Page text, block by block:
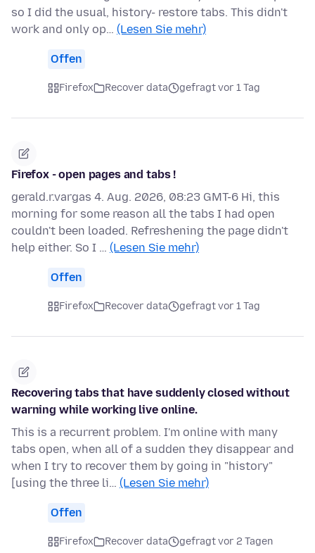
so I did the usual, history- restore tabs. This didn't
work and only op… (Lesen Sie mehr)
Offen
Firefox Recover data gefragt vor 1 Tag
Firefox - open pages and tabs !
gerald.r.vargas 4. Aug. 2026, 08:23 GMT-6 Hi, this
morning for some reason all the tabs I had open
couldn't been loaded. Refreshening the page didn't
help either. So I … (Lesen Sie mehr)
Offen
Firefox Recover data gefragt vor 1 Tag
Recovering tabs that have suddenly closed without
warning while working live online.
This is a recurrent problem. I'm online with many
tabs open, when all of a sudden they disappear and
when I try to recover them by going in "history"
[using the three li… (Lesen Sie mehr)
Offen
Firefox Recover data gefragt vor 2 Tagen